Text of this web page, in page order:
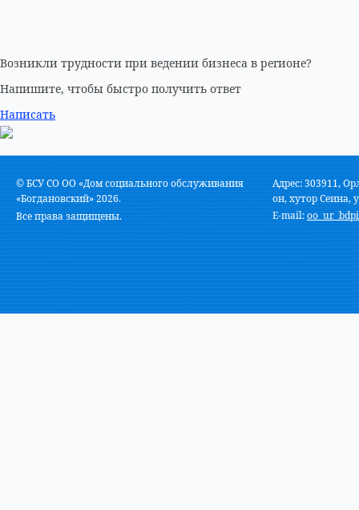
Возникли трудности при ведении бизнеса в регионе?
Напишите, чтобы быстро получить ответ
Написать
© БСУ СО ОО «Дом социального обслуживания
«Богдановский» 2026.
Все права защищены.
Адрес: 303911,
он, хутор Сеина,
E-mail: